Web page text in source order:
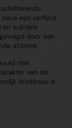
een verfijnd
en subtiele
door een
afdronk.
met
van de
drinkbaar is